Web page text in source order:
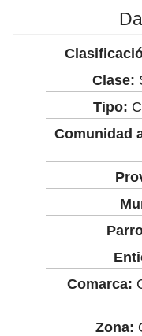
Clase:
Tipo:
Comunidad
Comarca:
Zona: